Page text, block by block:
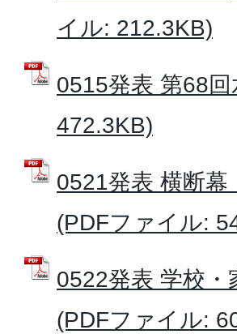
イル: 212.3KB)
0515発表 第68
472.3KB)
0521発表 横断幕
(PDFファイル:
0522発表 学校・
(PDFファイル: